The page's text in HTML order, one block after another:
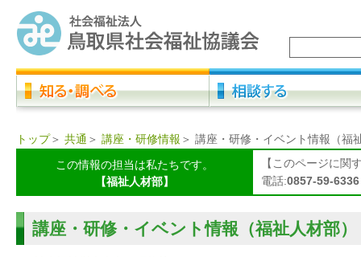
トップ＞ 共通 ＞ 講座・研修情報 ＞ 講座・研修・イベント情報（福
この情報の担当は私たちです。
【福祉人材部】
【このページに関
電話:0857-59-6336
講座・研修・イベント情報（福祉人材部）